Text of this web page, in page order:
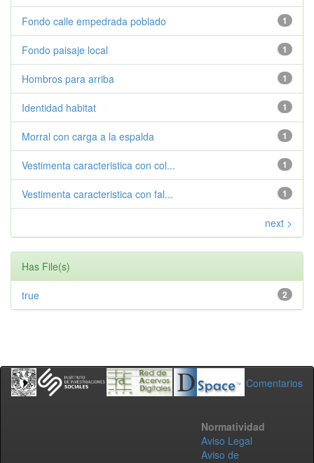
1
Fondo calle empedrada poblado
1
Fondo paisaje local
1
Hombros para arriba
1
Identidad habitat
1
Morral con carga a la espalda
1
Vestimenta caracteristica con col...
1
Vestimenta caracteristica con fal...
next >
Has File(s)
2
true
Comentarios
Normatividad
Aviso Legal
Aviso de